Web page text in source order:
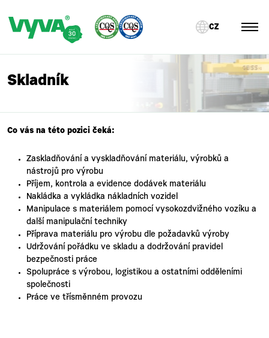
CZ
Skladník
Co vás na této pozici čeká:
Zaskladňování a vyskladňování materiálu, výrobků a
nástrojů pro výrobu
Příjem, kontrola a evidence dodávek materiálu
Nakládka a vykládka nákladních vozidel
Manipulace s materiálem pomocí vysokozdvižného vozíku a
další manipulační techniky
Příprava materiálu pro výrobu dle požadavků výroby
Udržování pořádku ve skladu a dodržování pravidel
bezpečnosti práce
Spolupráce s výrobou, logistikou a ostatními odděleními
společnosti
Práce ve třísměnném provozu